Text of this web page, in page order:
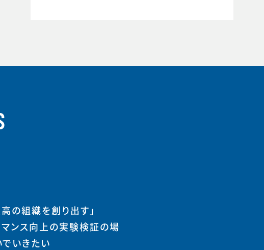
の組織を創り出す」
マンス向上の実験検証の場
いきたい